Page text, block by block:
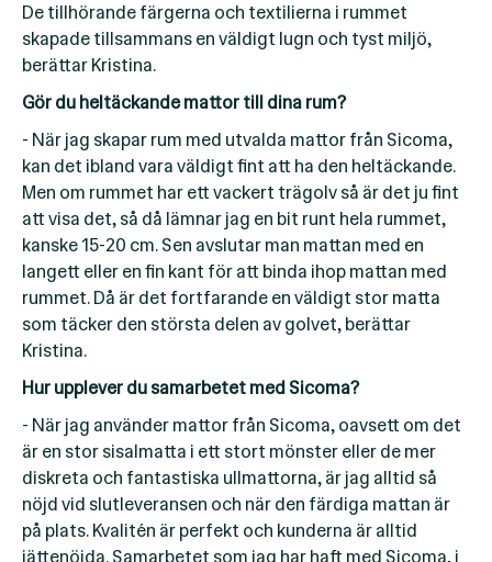
De tillhörande färgerna och textilierna i rummet
skapade tillsammans en väldigt lugn och tyst miljö,
berättar Kristina.
Gör du heltäckande mattor till dina rum?
- När jag skapar rum med utvalda mattor från Sicoma,
kan det ibland vara väldigt fint att ha den heltäckande.
Men om rummet har ett vackert trägolv så är det ju fint
att visa det, så då lämnar jag en bit runt hela rummet,
kanske 15-20 cm. Sen avslutar man mattan med en
langett eller en fin kant för att binda ihop mattan med
rummet. Då är det fortfarande en väldigt stor matta
som täcker den största delen av golvet, berättar
Kristina.
Hur upplever du samarbetet med Sicoma?
- När jag använder mattor från Sicoma, oavsett om det
är en stor sisalmatta i ett stort mönster eller de mer
diskreta och fantastiska ullmattorna, är jag alltid så
nöjd vid slutleveransen och när den färdiga mattan är
på plats. Kvalitén är perfekt och kunderna är alltid
jättenöjda. Samarbetet som jag har haft med Sicoma, i